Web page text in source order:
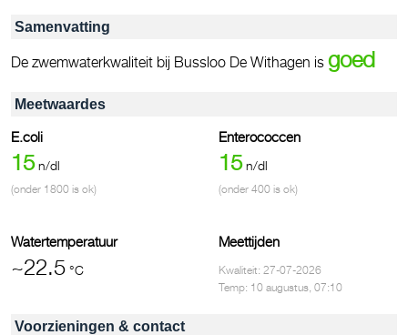
Samenvatting
De zwemwaterkwaliteit bij Bussloo De Withagen is goed
Meetwaardes
E.coli
15 n/dl
(onder 1800 is ok)
Enterococcen
15 n/dl
(onder 400 is ok)
Watertemperatuur
~22.5 °C
Meettijden
Kwaliteit: 27-07-2026
Temp: 10 augustus, 07:10
Voorzieningen & contact